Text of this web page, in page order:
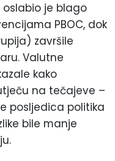
oslabio je blago
PBOC, dok
završile
Valutne
kako
na tečajeve –
posljedica politika
bile manje